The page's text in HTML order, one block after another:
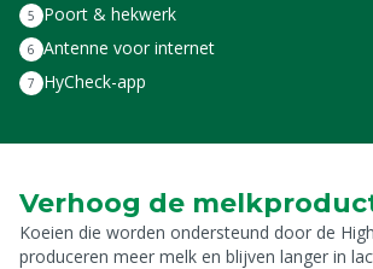
Poort & hekwerk
Antenne voor internet
HyCheck-app
Verhoog de
Koeien die worden ondersteund door de
produceren meer melk en blijven langer in